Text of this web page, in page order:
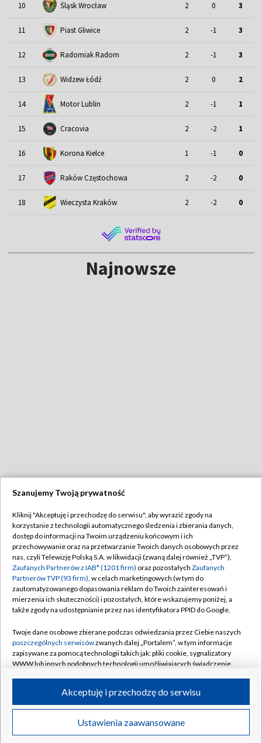
Transmisje Wideo
10 Śląsk Wrocław 2 0 3
11 Piast Gliwice 2 -1 3
12 Radomiak Radom 2 -1 3
13 Widzew Łódź 2 0 2
14 Motor Lublin 2 -1 1
15 Cracovia 2 -2 1
16 Korona Kielce 1 -1 0
17 Raków Częstochowa 2 -2 0
18 Wieczysta Kraków 2 -2 0
Najnowsze
18:24 | PIŁKA NOŻNA
Kiedy mecze Jagiellonii w el. Ligi Europy?
Sprawdź terminarz
Fatalny błąd GKS! Hapoel trafia na 1:0 [GOL]
Faworyt pokonany! Świetny mecz
Świątek idzie za ciosem! Szybka wygrana w
Toronto
Dziś mecz Hapoel Tel Awiw – GKS Katowice.
Sprawdź składy!
ME w skokach do wody: 10 m mężczyzn
Szanujemy Twoją prywatność
Kliknij "Akceptuję i przechodzę do serwisu", aby wyrazić zgody na
korzystanie z technologii automatycznego śledzenia i zbierania danych,
dostęp do informacji na Twoim urządzeniu końcowym i ich
przechowywanie oraz na przetwarzanie Twoich danych osobowych przez
nas, czyli Telewizję Polską S.A. w likwidacji (zwaną dalej również „TVP”),
Zaufanych Partnerów z IAB* (1201 firm) oraz pozostałych Zaufanych
Partnerów TVP (93 firm), w celach marketingowych (w tym do
zautomatyzowanego dopasowania reklam do Twoich zainteresowań i
mierzenia ich skuteczności) i pozostałych, które wskazujemy poniżej, a
także zgody na udostępnianie przez nas identyfikatora PPID do Google.
Twoje dane osobowe zbierane podczas odwiedzania przez Ciebie naszych
poszczególnych serwisówzwanych dalej „Portalem”, w tym informacje
zapisywane za pomocą technologii takich jak: pliki cookie, sygnalizatory
WWW lub innych podobnych technologii umożliwiających świadczenie
ruchu w Internecie.
Twoje dane osobowe zbierane podczas odwiedzania przez Ciebie
poszczególnych serwisówna Portalu, takie jak adresy IP, identyfikatory
Ustawienia zaawansowane
Akceptuję i przechodzę do serwisu